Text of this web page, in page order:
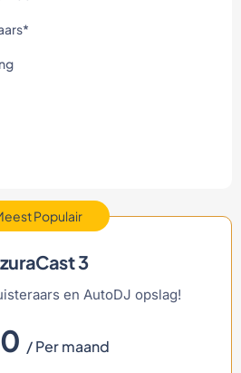
Populair
3
en AutoDJ opslag!
/ Per maand